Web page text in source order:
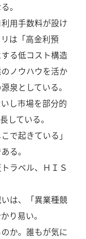
。
用手数料が設け
は「高金利預
る低コスト構造
ノウハウを活か
泉としている。
し市場を部分的
している。
で起きている」
る。
ラベル、ＨＩＳ
は、「異業種競
り易い。
か。誰もが気に